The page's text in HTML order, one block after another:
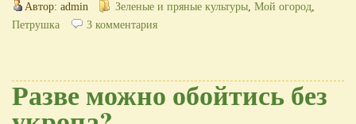
Автор: admin Зеленые и пряные культуры, Мой огород,
Петрушка
3 комментария
Разве можно обойтись без